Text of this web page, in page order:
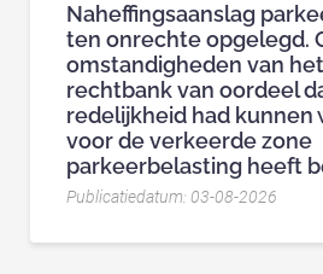
Naheffingsaanslag
ten onrechte opgelegd.
omstandigheden van
rechtbank van oordeel
redelijkheid had kunnen
voor de verkeerde zone
parkeerbelasting heeft
Publicatiedatum: 03-08-2026